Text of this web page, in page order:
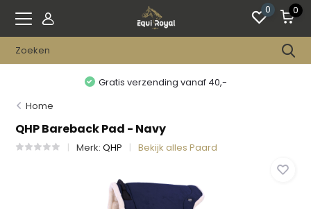
0 0
Gratis verzending vanaf 40,-
Home
QHP Bareback Pad - Navy
Merk:QHP Bekijk alles Paard